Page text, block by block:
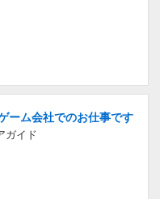
ーム会社でのお仕事です
ガイド